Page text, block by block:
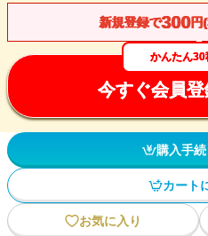
新規登録で300円
かんたん30
今すぐ会員
購入手
カート
お気に入り